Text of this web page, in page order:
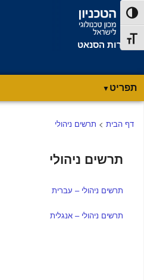
דלג לתוכן
דלג לניווט
הפעל/כבה ניגודיות גבוהה
מתג גודל גופן
מזכירות הסנאט
תפריט
תפריט
ראשי
דף הבית> תרשים ניהולי
תרשים ניהולי
תרשים ניהולי – עברית
תרשים ניהולי – אנגלית